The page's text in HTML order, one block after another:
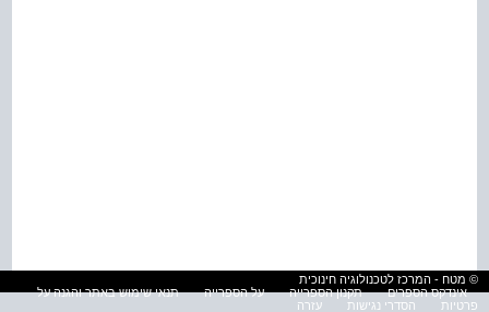
© מטח - המרכז לטכנולוגיה חינוכית
אינדקס הספרים
תקנון הספרייה על הספרייה
תנאי שימוש באתר והגנה על
פרטיות
הסדרי נגישות עזרה